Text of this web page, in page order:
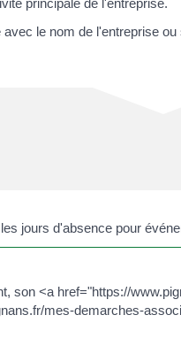
principale de l'entreprise.
le nom de l'entreprise
jours d'absence pour
son <a href="https://
mes-demarches-